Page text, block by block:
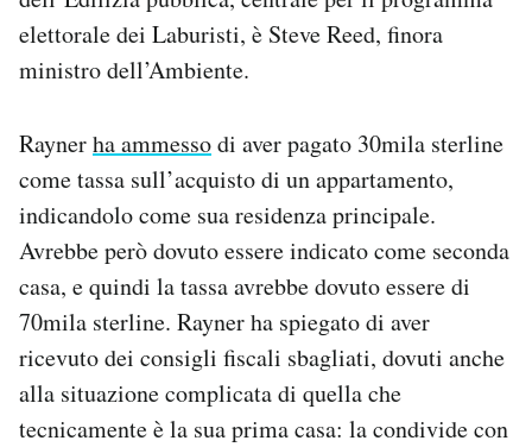
elettorale dei Laburisti, è Steve Reed, finora
ministro dell’Ambiente.
Raynerha ammessodi aver pagato 30mila sterline
come tassa sull’acquisto di un appartamento,
indicandolo come sua residenza principale.
Avrebbe però dovuto essere indicato come seconda
casa, e quindi la tassa avrebbe dovuto essere di
70mila sterline. Rayner ha spiegato di aver
ricevuto dei consigli fiscali sbagliati, dovuti anche
alla situazione complicata di quella che
tecnicamente è la sua prima casa: la condivide con